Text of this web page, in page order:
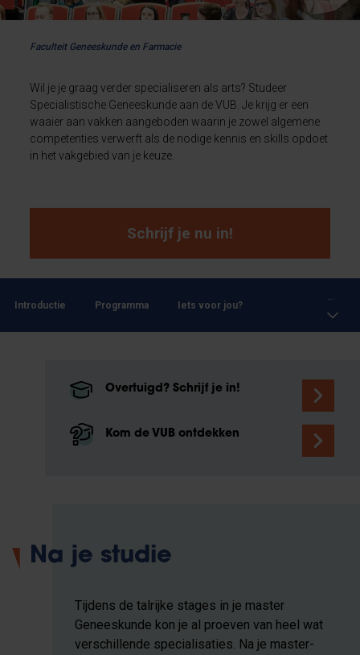
Faculteit Geneeskunde en Farmacie
Wil je je graag verder specialiseren als arts? Studeer
Specialistische Geneeskunde aan de VUB. Je krijg er een
waaier aan vakken aangeboden waarin je zowel algemene
competenties verwerft als de nodige kennis en skills opdoet
in het vakgebied van je keuze.
Schrijf je nu in!
Introductie Programma Iets voor jou?
Overtuigd? Schrijf je in!
Kom de VUB ontdekken
Na je studie
Tijdens de talrijke stages in je master
Geneeskunde kon je al proeven van heel wat
verschillende specialisaties. Na je master-